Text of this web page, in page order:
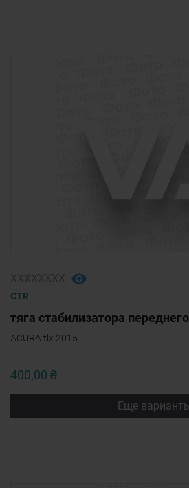
CTR
тяга стабилизатора
ACURA tlx 2015
400,00 ₴
Еще